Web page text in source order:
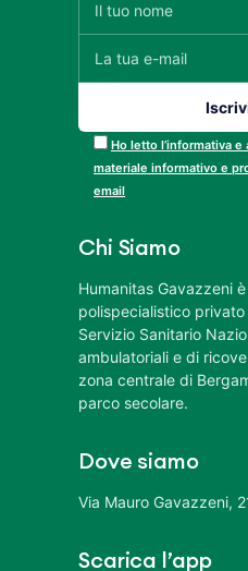
Ho letto l’informativa e
materiale informativo e
email
Chi Siamo
Humanitas Gavazzeni
polispecialistico
Servizio Sanitario
ambulatoriali e di
zona centrale di
parco secolare.
Dove siamo
Via Mauro Gavazzeni,
Scarica l’app